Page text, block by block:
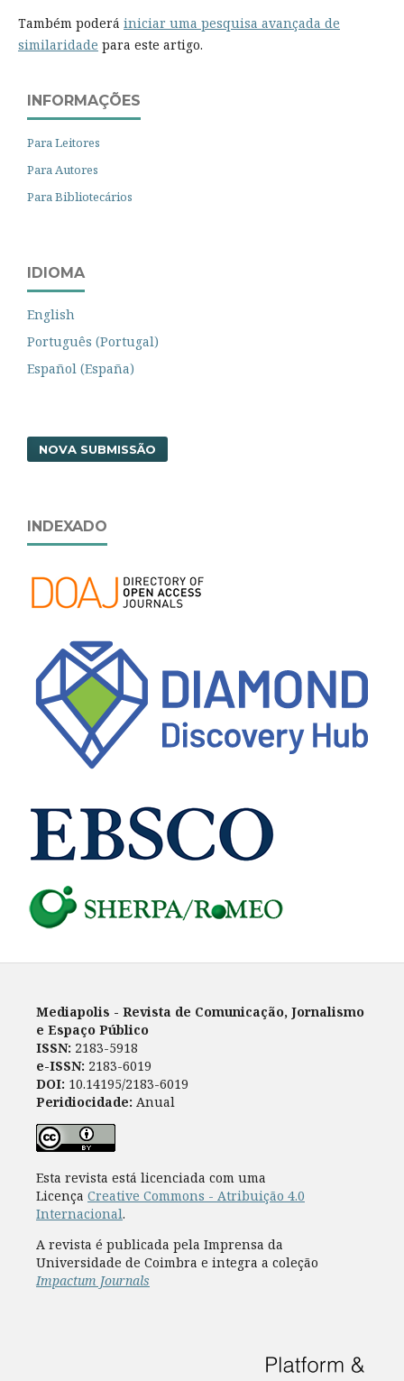
Também poderá iniciar uma pesquisa avançada de
similaridade para este artigo.
INFORMAÇÕES
Para Leitores
Para Autores
Para Bibliotecários
IDIOMA
English
Português (Portugal)
Español (España)
NOVA SUBMISSÃO
INDEXADO
Mediapolis - Revista de Comunicação, Jornalismo
e Espaço Público
ISSN: 2183-5918
e-ISSN: 2183-6019
DOI: 10.14195/2183-6019
Peridiocidade: Anual
Esta revista está licenciada com uma
Licença Creative Commons - Atribuição 4.0
Internacional.
A revista é publicada pela Imprensa da
Universidade de Coimbra e integra a coleção
Impactum Journals